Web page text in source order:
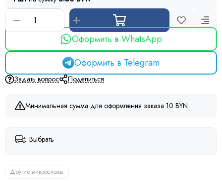
Оформить в WhatsApp
Оформить в Telegram
Задать вопрос Поделиться
Минимальная сумма для оформления заказа 10 BYN
Выбрать
Другие микросхемы